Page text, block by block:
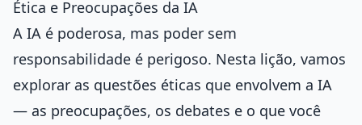
Ética e Preocupações da IA
A IA é poderosa, mas poder sem
responsabilidade é perigoso. Nesta lição, vamos
explorar as questões éticas que envolvem a IA
— as preocupações, os debates e o que você